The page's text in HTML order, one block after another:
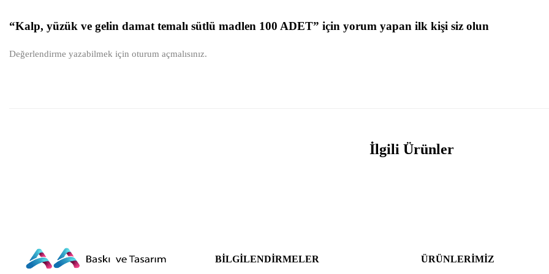
“Kalp, yüzük ve gelin damat temalı sütlü madlen 100 ADET” için yorum yapan ilk kişi siz olun
Değerlendirme yazabilmek için oturum açmalısınız.
İlgili Ürünler
BILGILENDIRMELER ÜRÜNLERIMIZ